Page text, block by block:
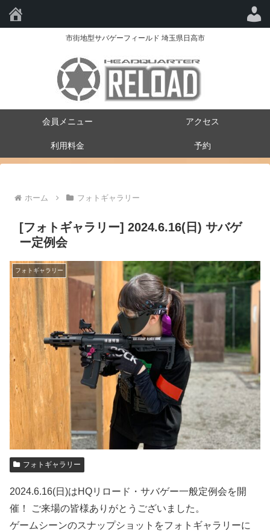
市街地型サバゲーフィールド 埼玉県日高市
会員メニュー アクセス
利用料金 予約
ホーム フォトギャラリー
[フォトギャラリー] 2024.6.16(日) サバゲ
ー定例会
フォトギャラリー
フォトギャラリー
2024.6.16(日)はHQリロード・サバゲー一般定例会を開
催！ ご来場の皆様ありがとうございました。
ゲームシーンのスナップショットをフォトギャラリーに